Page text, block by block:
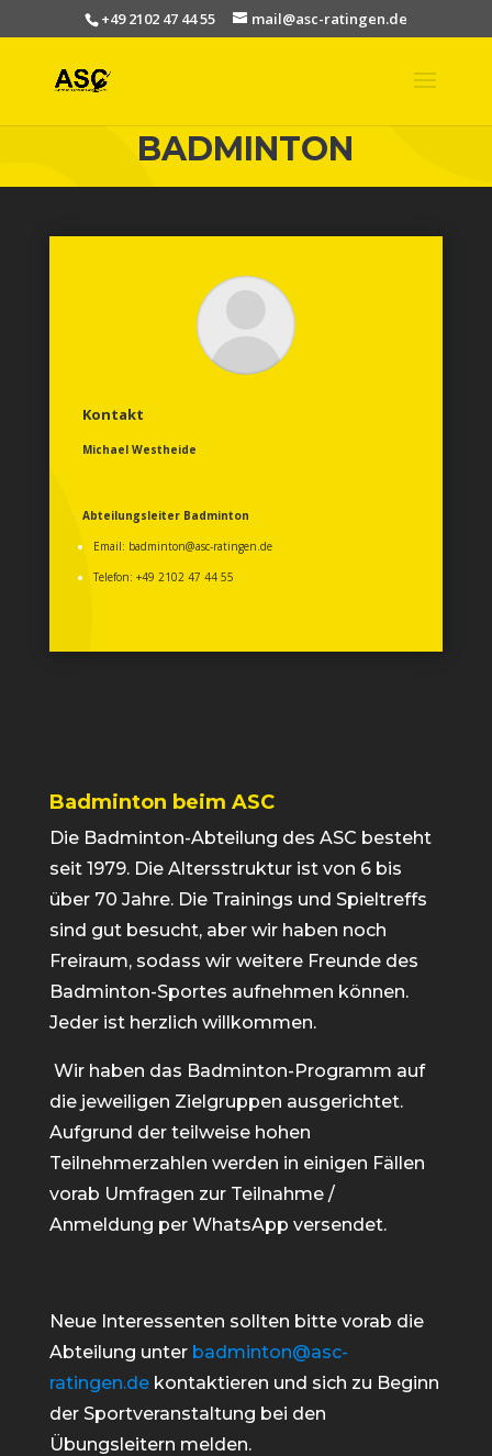
+49 2102 47 44 55 mail@asc-ratingen.de
BADMINTON
Kontakt
Michael Westheide
Abteilungsleiter Badminton
Email: badminton@asc-ratingen.de
Telefon: +49 2102 47 44 55
Badminton beim ASC
Die Badminton-Abteilung des ASC besteht
seit 1979. Die Altersstruktur ist von 6 bis
über 70 Jahre. Die Trainings und Spieltreffs
sind gut besucht, aber wir haben noch
Freiraum, sodass wir weitere Freunde des
Badminton-Sportes aufnehmen können.
Jeder ist herzlich willkommen.
Wir haben das Badminton-Programm auf
die jeweiligen Zielgruppen ausgerichtet.
Aufgrund der teilweise hohen
Teilnehmerzahlen werden in einigen Fällen
vorab Umfragen zur Teilnahme /
Anmeldung per WhatsApp versendet.
Neue Interessenten sollten bitte vorab die
Abteilung unter badminton@asc-
ratingen.dekontaktieren und sich zu Beginn
der Sportveranstaltung bei den
Übungsleitern melden.